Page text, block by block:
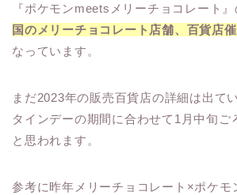
『ポケモンmeetsメリーチョコレート』
国のメリーチョコレート店舗、百貨店
なっています。
まだ2023年の販売百貨店の詳細は出て
タインデーの期間に合わせて1月中旬ご
と思われます。
参考に昨年メリーチョコレート×ポケモ